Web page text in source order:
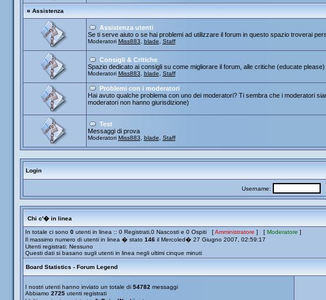
¤ Assistenza
Assistenza utenti
Se ti serve aiuto o se hai problemi ad utilizzare il forum in questo spazio troverai
Moderatori Miss883 blade Staff
Consigli & Critiche
Spazio dedicato ai consigli su come migliorare il forum, alle critiche (educate
Moderatori Miss883 blade Staff
Problemi con i moderatori
Hai avuto qualche problema con uno dei moderatori? Ti sembra che i moderatori
moderatori non hanno giurisdizione)
Test
Messaggi di prova
Moderatori Miss883 blade Staff
Login
Username:
Chi c'� in linea
In totale ci sono 0utenti in linea :: 0 Registrati,0 Nascosti e 0 Ospiti [Amministratore ] [ Moderatore ]
Il massimo numero di utenti in linea � stato 146il Mercoled� 27 Giugno 2007, 02:59:17
Utenti registrati: Nessuno
Questi dati si basano sugli utenti in linea negli ultimi cinque minuti
Board Statistics - Forum Legend
I nostri utenti hanno inviato un totale di 54782 messaggi
Abbiamo 2725utenti registrati